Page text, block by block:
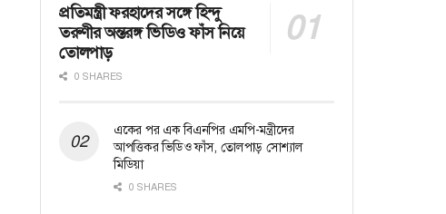
প্রতিমন্ত্রী ফরহাদের সঙ্গে হিন্দু
তরুণীর অন্তরঙ্গ ভিডিও ফাঁস নিয়ে
তোলপাড়
0 SHARES
একের পর এক বিএনপির এমপি-মন্ত্রীদের
আপত্তিকর ভিডিও ফাঁস, তোলপাড় সোশ্যাল
মিডিয়া
0 SHARES